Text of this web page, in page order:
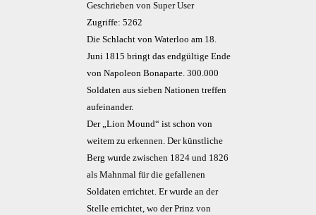
Geschrieben von Super User
Zugriffe: 5262
Die Schlacht von Waterloo am 18.
Juni 1815 bringt das endgültige Ende
von Napoleon Bonaparte. 300.000
Soldaten aus sieben Nationen treffen
aufeinander.
Der „Lion Mound“ ist schon von
weitem zu erkennen. Der künstliche
Berg wurde zwischen 1824 und 1826
als Mahnmal für die gefallenen
Soldaten errichtet. Er wurde an der
Stelle errichtet, wo der Prinz von